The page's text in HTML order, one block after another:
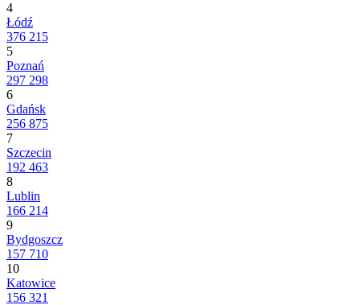
4
Łódź
376 215
5
Poznań
297 298
6
Gdańsk
256 875
7
Szczecin
192 463
8
Lublin
166 214
9
Bydgoszcz
157 710
10
Katowice
156 321